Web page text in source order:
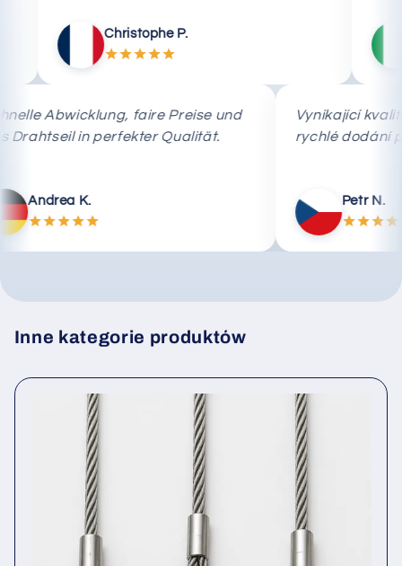
Christophe P.
Schnelle Abwicklung, faire Preise und
das Drahtseil in perfekter Qualität.
Andrea K.
rychlé
Inne kategorie produktów